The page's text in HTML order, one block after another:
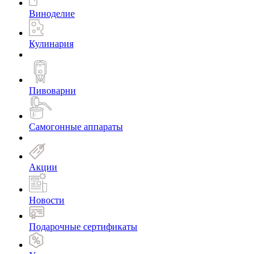
Виноделие
Кулинария
Пивоварни
Самогонные аппараты
Акции
Новости
Подарочные сертификаты